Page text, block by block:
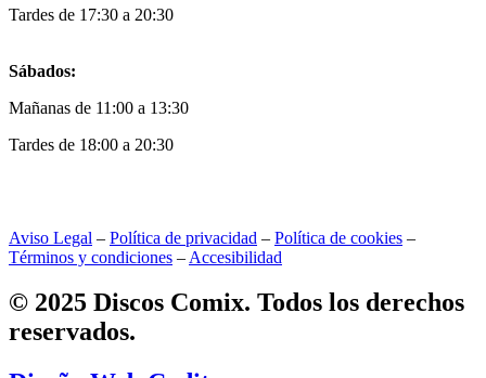
Tardes de 17:30 a 20:30
Sábados:
Mañanas de 11:00 a 13:30
Tardes de 18:00 a 20:30
Aviso Legal – Política de privacidad – Política de cookies –
Términos y condiciones – Accesibilidad
© 2025 Discos Comix. Todos los derechos
reservados.